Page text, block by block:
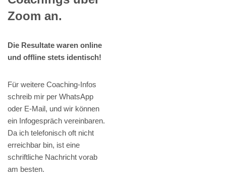
Zoom an.
Die Resultate waren online
und offline stets identisch!
Für weitere Coaching-Infos
schreib mir per WhatsApp
oder E-Mail, und wir können
ein Infogespräch vereinbaren.
Da ich telefonisch oft nicht
erreichbar bin, ist eine
schriftliche Nachricht vorab
am besten.